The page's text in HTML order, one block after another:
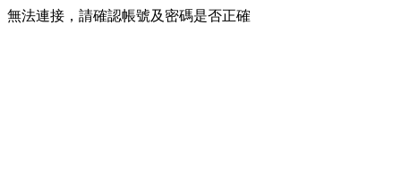
無法連接，請確認帳號及密碼是否正確